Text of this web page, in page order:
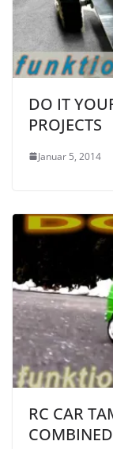
DO IT
PROJECTS
Januar 5, 2014
RC CAR